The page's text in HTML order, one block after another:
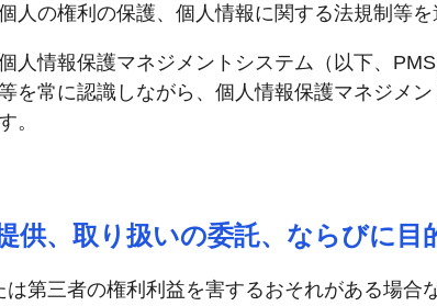
人の権利の保護、個人情報に関する法規制等を
人情報保護マネジメントシステム（以下、
を常に認識しながら、個人情報保護マネジメ
。
供、取り扱いの委託、ならびに目
第三者の権利利益を害するおそれがある場合